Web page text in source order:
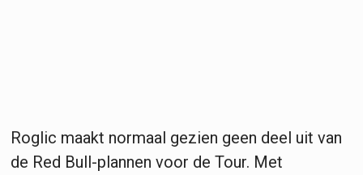
Roglic maakt normaal gezien geen deel uit van
de Red Bull-plannen voor de Tour. Met